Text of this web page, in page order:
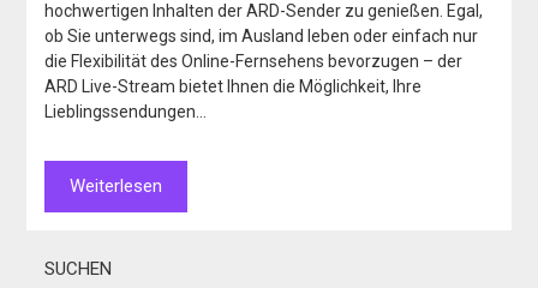
hochwertigen Inhalten der ARD-Sender zu genießen. Egal,
ob Sie unterwegs sind, im Ausland leben oder einfach nur
die Flexibilität des Online-Fernsehens bevorzugen – der
ARD Live-Stream bietet Ihnen die Möglichkeit, Ihre
Lieblingssendungen…
Weiterlesen
SUCHEN